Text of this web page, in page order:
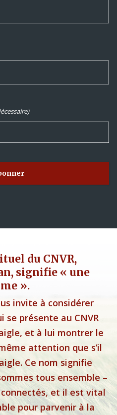
du CNVR,
signifie « une
».
invite à considérer
se présente au CNVR
et à lui montrer le
attention que s’il
Ce nom signifie
tous ensemble –
et il est vital
pour parvenir à la